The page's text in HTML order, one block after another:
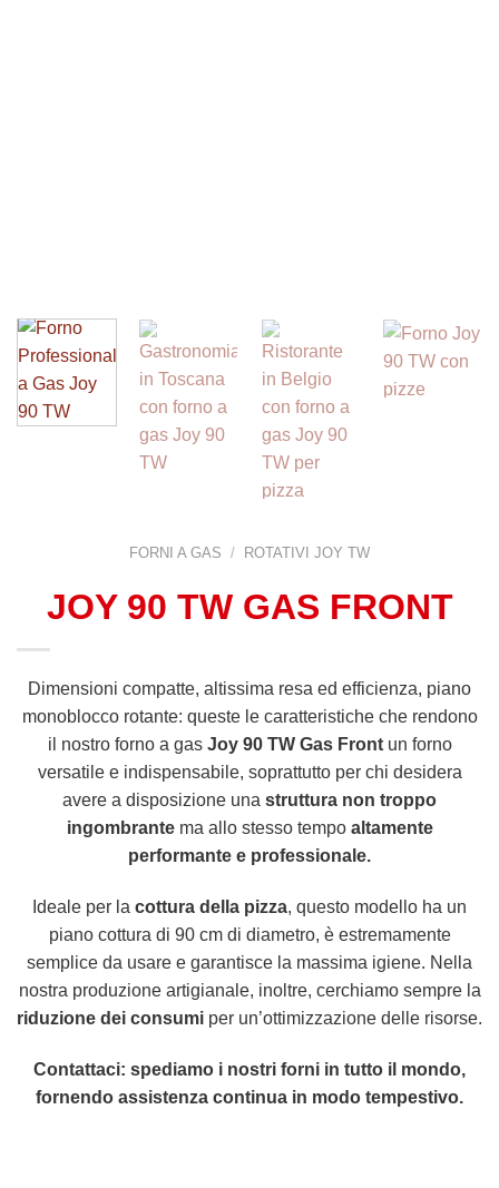
FORNI A GAS / ROTATIVI JOY TW
JOY 90 TW GAS FRONT
Dimensioni compatte, altissima resa ed efficienza, piano
monoblocco rotante: queste le caratteristiche che rendono
il nostro forno a gas Joy 90 TW Gas Frontun forno
versatile e indispensabile, soprattutto per chi desidera
avere a disposizione una struttura non troppo
ingombrante ma allo stesso tempo altamente
performante e professionale.
Ideale per la cottura della pizza, questo modello ha un
piano cottura di 90 cm di diametro, è estremamente
semplice da usare e garantisce la massima igiene. Nella
nostra produzione artigianale, inoltre, cerchiamo sempre la
riduzione dei consumi per un’ottimizzazione delle risorse.
Contattaci: spediamo i nostri forni in tutto il mondo,
fornendo assistenza continua in modo tempestivo.